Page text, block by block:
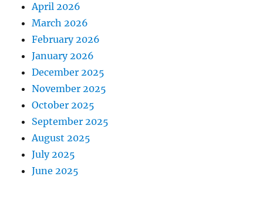
April 2026
March 2026
February 2026
January 2026
December 2025
November 2025
October 2025
September 2025
August 2025
July 2025
June 2025